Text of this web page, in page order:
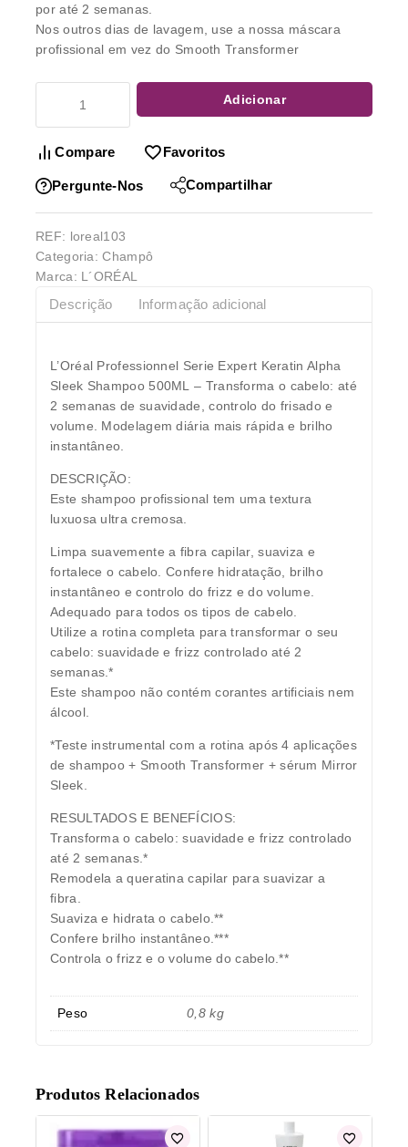
por até 2 semanas.
Nos outros dias de lavagem, use a nossa máscara
profissional em vez do Smooth Transformer
Adicionar
Compare Favoritos
Pergunte-Nos Compartilhar
REF: loreal103
Categoria:Champô
Marca: L´ORÉAL
Descrição Informação adicional
L’Oréal Professionnel Serie Expert Keratin Alpha
Sleek Shampoo 500ML
– Transforma o cabelo: até
2 semanas de suavidade, controlo do frisado e
volume. Modelagem diária mais rápida e brilho
instantâneo.
DESCRIÇÃO:
Este shampoo profissional tem uma textura
luxuosa ultra cremosa.
Limpa suavemente a fibra capilar, suaviza e
fortalece o cabelo. Confere hidratação, brilho
instantâneo e controlo do frizz e do volume.
Adequado para todos os tipos de cabelo.
Utilize a rotina completa para transformar o seu
cabelo: suavidade e frizz controlado até 2
semanas.*
Este shampoo não contém corantes artificiais nem
álcool.
*Teste instrumental com a rotina após 4 aplicações
de shampoo + Smooth Transformer + sérum Mirror
Sleek.
RESULTADOS E BENEFÍCIOS:
Transforma o cabelo: suavidade e frizz controlado
até 2 semanas.*
Remodela a queratina capilar para suavizar a
fibra.
Suaviza e hidrata o cabelo.**
Confere brilho instantâneo.***
Controla o frizz e o volume do cabelo.**
Peso 0,8 kg
Produtos Relacionados